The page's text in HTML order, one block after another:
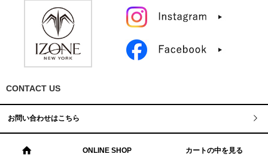
CONTACT US
お問い合わせはこちら
ONLINE SHOP カートの中を見る